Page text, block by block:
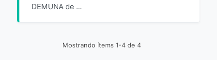
DEMUNA de ...
Mostrando ítems 1-4 de 4